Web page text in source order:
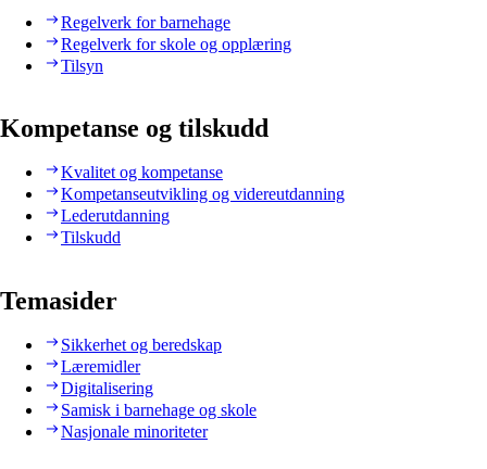
Regelverk for barnehage
Regelverk for skole og opplæring
Tilsyn
Kompetanse og tilskudd
Kvalitet og kompetanse
Kompetanseutvikling og videreutdanning
Lederutdanning
Tilskudd
Temasider
Sikkerhet og beredskap
Læremidler
Digitalisering
Samisk i barnehage og skole
Nasjonale minoriteter